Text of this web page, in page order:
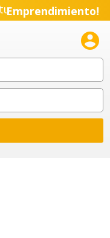
Emprendimiento!
